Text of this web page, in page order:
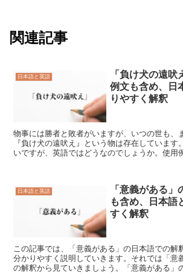
関連記事
日本語と英語
「負け犬の遠吠
例文も含め、日
りやすく解釈
物事には勝者と敗者がいますが、いつの世も、
『負け犬の遠吠え』という物は存在しています
いですが、英語ではどうなのでしょうか。使用
日本語と英語
「意義がある
も含め、日本語
すく解釈
この記事では、「意義がある」の日本語での解
分かりやすく説明していきます。それでは「意
の解釈から見ていきましょう。「意義がある」